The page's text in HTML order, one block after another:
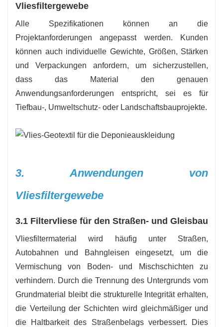
Vliesfiltergewebe
Alle Spezifikationen können an die
Projektanforderungen angepasst werden. Kunden
können auch individuelle Gewichte, Größen, Stärken
und Verpackungen anfordern, um sicherzustellen,
dass das Material den genauen
Anwendungsanforderungen entspricht, sei es für
Tiefbau-, Umweltschutz- oder Landschaftsbauprojekte.
3. Anwendungen von
Vliesfiltergewebe
3.1 Filtervliese für den Straßen- und Gleisbau
Vliesfiltermaterial wird häufig unter Straßen,
Autobahnen und Bahngleisen eingesetzt, um die
Vermischung von Boden- und Mischschichten zu
verhindern. Durch die Trennung des Untergrunds vom
Grundmaterial bleibt die strukturelle Integrität erhalten,
die Verteilung der Schichten wird gleichmäßiger und
die Haltbarkeit des Straßenbelags verbessert. Dies